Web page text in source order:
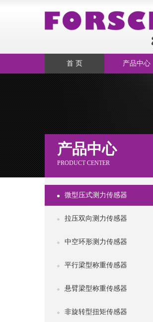
首 页 产品中心
产品中心
PRODUCT CENTER
微型压式测力传感器
拉压双向测力传感器
中空环形测力传感器
平行梁型称重传感器
悬臂梁型称重传感器
非旋转型扭矩传感器